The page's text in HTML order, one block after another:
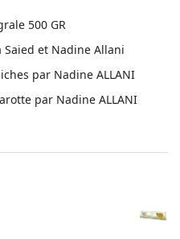
500 GR
Saied et Nadine Allani
par Nadine ALLANI
par Nadine ALLANI